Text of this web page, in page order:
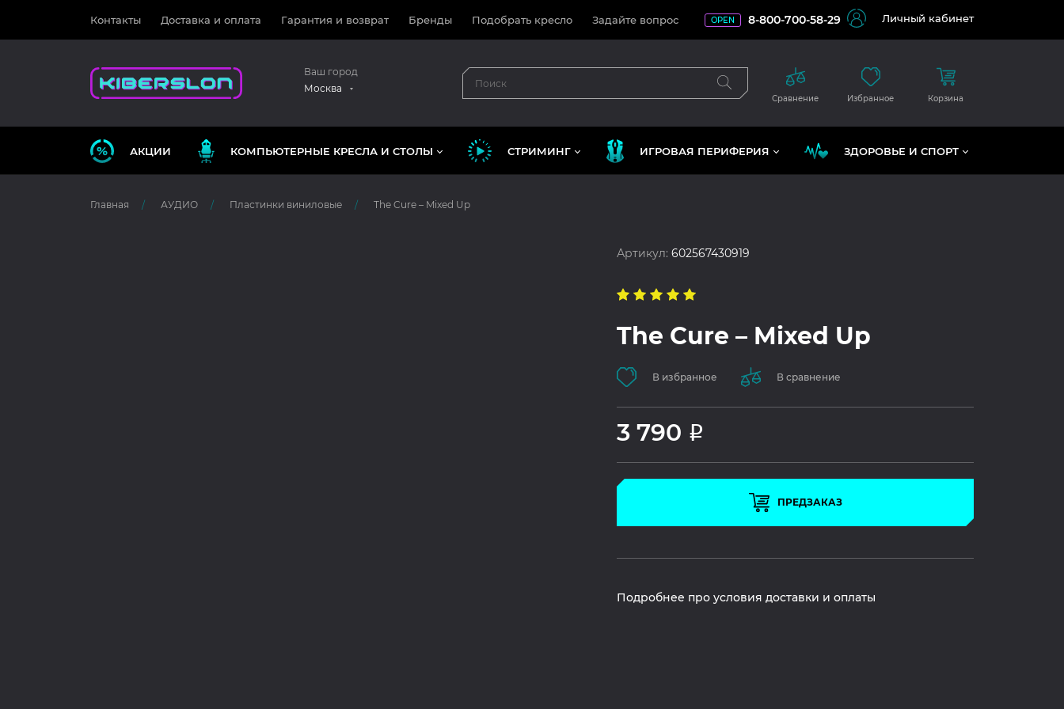
Контакты Доставка и оплата Гарантия и возврат Бренды Подобрать кресло Задайте вопрос OPEN 8-800-700-58-29 Личный кабинет
Ваш город
Москва
Сравнение Избранное Корзина
АКЦИИ КОМПЬЮТЕРНЫЕ КРЕСЛА И СТОЛЫ СТРИМИНГ ИГРОВАЯ ПЕРИФЕРИЯ ЗДОРОВЬЕ И СПОРТ
Главная АУДИО Пластинки виниловые The Cure – Mixed Up
Артикул:602567430919
The Cure – Mixed Up
В избранное В сравнение
3 790 Р
ПРЕДЗАКАЗ
Подробнее про условия доставки и оплаты